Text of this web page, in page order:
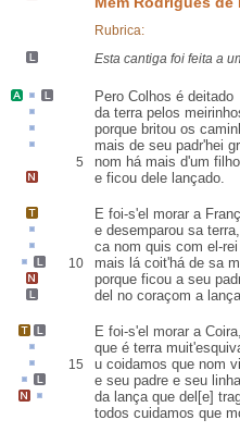
Rubrica:
Esta cantiga foi feita a
Pero Colhos é deitado
da terra pelos
porque britou os
mais de seu padr'hei
5
nom há mais d'um
e ficou dele lançado.
E foi-s'el morar a
e desemparou sa terra,
canom quis com el-rei
10 mais lá coit'há de sa
porque ficou a seu
del no coraçom a lança
E foi-s'el morar a Coira
que é terra muit'
15 u coidamos que nom
e seu padre e seu
da lança que del[e]
todos cuidamos que